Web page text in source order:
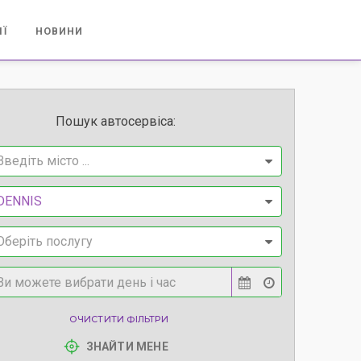
НОВИНИ
Пошук автосервіса:
місто ...
послугу
ОЧИСТИТИ ФІЛЬТРИ
ЗНАЙТИ МЕНЕ